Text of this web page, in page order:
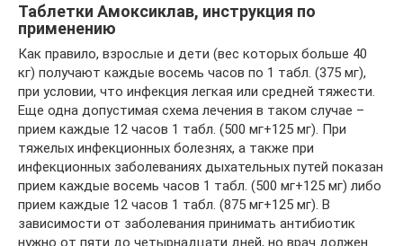
Таблетки Амоксиклав, инструкция по
применению
Как правило, взрослые и дети (вес которых больше 40
кг) получают каждые восемь часов по 1 табл. (375 мг),
при условии, что инфекция легкая или средней тяжести.
Еще одна допустимая схема лечения в таком случае –
прием каждые 12 часов 1 табл. (500 мг+125 мг). При
тяжелых инфекционных болезнях, а также при
инфекционных заболеваниях дыхательных путей показан
прием каждые восемь часов 1 табл. (500 мг+125 мг) либо
прием каждые 12 часов 1 табл. (875 мг+125 мг). В
зависимости от заболевания принимать антибиотик
нужно от пяти до четырнадцати дней, но врач должен